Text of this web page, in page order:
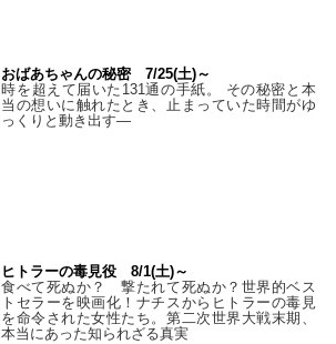
おばあちゃんの秘密 7/25(土)～
時を超えて届いた131通の手紙。 その秘密と本
当の想いに触れたとき、止まっていた時間がゆ
っくりと動き出す―
ヒトラーの毒見役 8/1(土)～
食べて死ぬか？ 撃たれて死ぬか？世界的ベス
トセラーを映画化！ナチスからヒトラーの毒見
を命令された女性たち。第二次世界大戦末期、
本当にあった知られざる真実